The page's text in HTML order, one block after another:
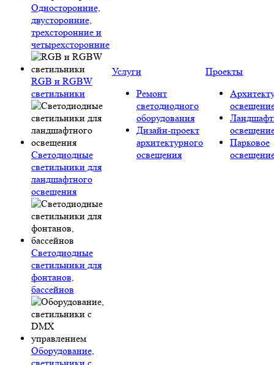
Односторонние,
двусторонние,
трехсторонние и
четырехсторонние
RGB и RGBW
светильники
Светодиодные
светильники для
ландшафтного
освещения
Светодиодные
светильники для
фонтанов,
бассейнов
Оборудование,
Услуги
Ремонт
светодиодного
оборудования
Дизайн-проект
архитектурного
освещения
Проекты
Парковое